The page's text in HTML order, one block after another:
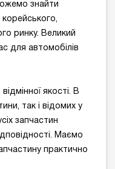
знайти
ринку. Великий
для автомобілів
якості. В
так і відомих у
запчастин
Маємо
практично